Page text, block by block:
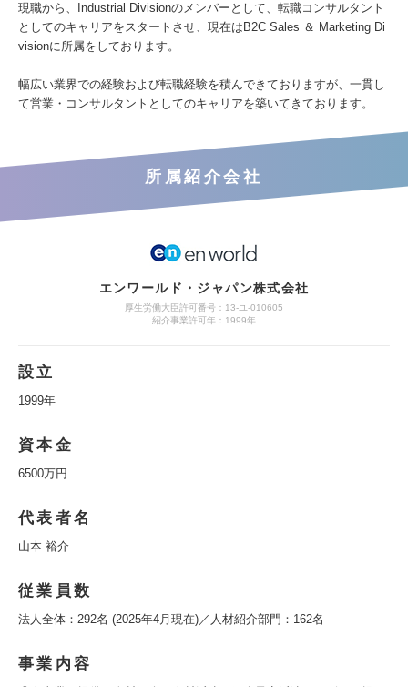
現職から、Industrial Divisionのメンバーとして、転職コンサルタント
としてのキャリアをスタートさせ、現在はB2C Sales ＆ Marketing Di
visionに所属をしております。
幅広い業界での経験および転職経験を積んできておりますが、一貫し
て営業・コンサルタントとしてのキャリアを築いてきております。
所属紹介会社
エンワールド・ジャパン株式会社
厚生労働大臣許可番号：13-ユ-010605
紹介事業許可年：1999年
設立
1999年
資本金
6500万円
代表者名
山本 裕介
従業員数
法人全体：292名 (2025年4月現在)／人材紹介部門：162名
事業内容